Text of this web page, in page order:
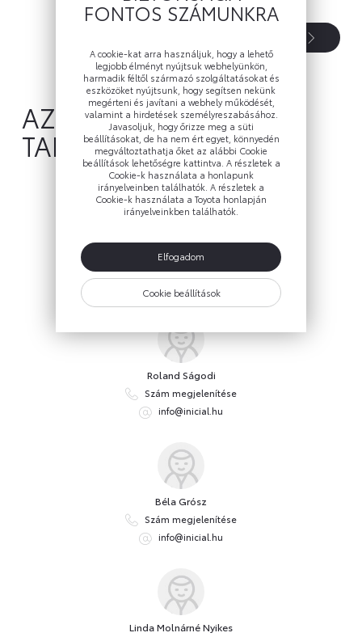
AZ ÖN ÉRTÉKESÍTÉSI
TANÁCSADÓJA
Roland Ságodi
Szám megjelenítése
info@inicial.hu
Béla Grósz
Szám megjelenítése
info@inicial.hu
Linda Molnárné Nyikes
FONTOS SZÁMUNKRA
A cookie-kat arra használjuk, hogy a lehető
legjobb élményt nyújtsuk webhelyünkön,
harmadik féltől származó szolgáltatásokat és
eszközöket nyújtsunk, hogy segítsen nekünk
megérteni és javítani a webhely működését,
valamint a hirdetések személyreszabásához.
Javasoljuk, hogy őrizze meg a süti
beállításokat, de ha nem ért egyet, könnyedén
megváltoztathatja őket az alábbi Cookie
beállítások lehetőségre kattintva. A részletek a
Cookie-k használata a honlapunk
irányelveinben találhatók. A részletek a
Cookie-k használata a Toyota honlapján
irányelveinkben találhatók.
Elfogadom
Cookie beállítások